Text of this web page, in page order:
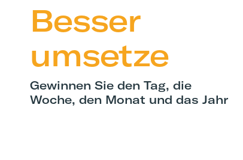
Besser
umsetze
Gewinnen Sie den Tag, die
Woche, den Monat und das Jahr